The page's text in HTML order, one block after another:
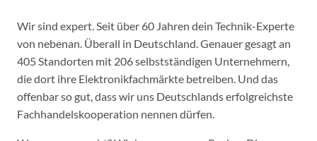
Wir sind expert. Seit über 60 Jahren dein Technik-Experte
von nebenan. Überall in Deutschland. Genauer gesagt an
405 Standorten mit 206 selbstständigen Unternehmern,
die dort ihre Elektronikfachmärkte betreiben. Und das
offenbar so gut, dass wir uns Deutschlands erfolgreichste
Fachhandelskooperation nennen dürfen.